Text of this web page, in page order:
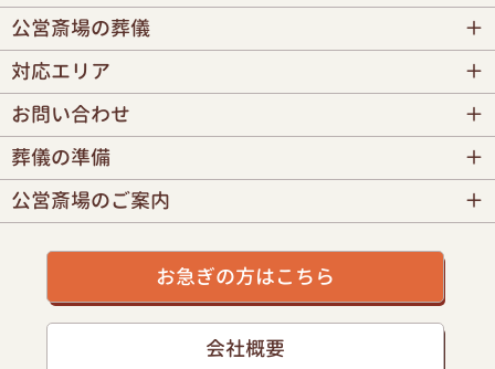
公営斎場の葬儀
対応エリア
お問い合わせ
葬儀の準備
公営斎場のご案内
お急ぎの方はこちら
会社概要